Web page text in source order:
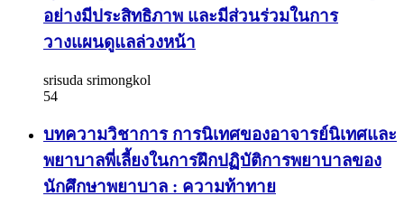
อย่างมีประสิทธิภาพ และมีส่วนร่วมในการ
วางแผนดูแลล่วงหน้า
srisuda srimongkol
54
บทความวิชาการ การนิเทศของอาจารย์นิเทศและ
พยาบาลพี่เลี้ยงในการฝึกปฏิบัติการพยาบาลของ
นักศึกษาพยาบาล : ความท้าทาย